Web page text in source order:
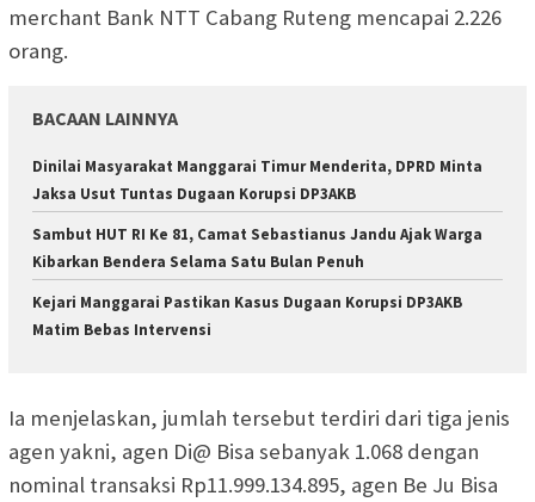
merchant Bank NTT Cabang Ruteng mencapai 2.226
orang.
BACAAN LAINNYA
Dinilai Masyarakat Manggarai Timur Menderita, DPRD Minta
Jaksa Usut Tuntas Dugaan Korupsi DP3AKB
Sambut HUT RI Ke 81, Camat Sebastianus Jandu Ajak Warga
Kibarkan Bendera Selama Satu Bulan Penuh
Kejari Manggarai Pastikan Kasus Dugaan Korupsi DP3AKB
Matim Bebas Intervensi
Ia menjelaskan, jumlah tersebut terdiri dari tiga jenis
agen yakni, agen Di@ Bisa sebanyak 1.068 dengan
nominal transaksi Rp11.999.134.895, agen Be Ju Bisa